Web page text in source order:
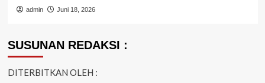
admin Juni 18, 2026
SUSUNAN REDAKSI :
DITERBITKAN OLEH :